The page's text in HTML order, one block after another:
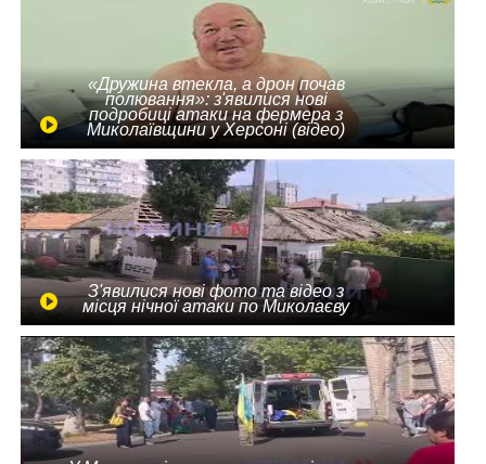
«Дружина втекла, а дрон почав
полювання»: з'явилися нові
подробиці атаки на фермера з
Миколаївщини у Херсоні (відео)
З'явилися нові фото та відео з
місця нічної атаки по Миколаєву